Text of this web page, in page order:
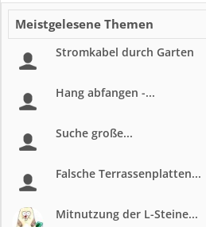
Meistgelesene Themen
Stromkabel durch Garten
Hang abfangen -...
Suche große...
Falsche Terrassenplatten...
Mitnutzung der L-Steine...